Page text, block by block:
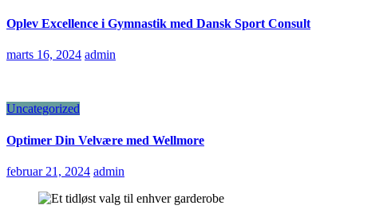
Oplev Excellence i Gymnastik med Dansk Sport Consult
marts 16, 2024 admin
Uncategorized
Optimer Din Velvære med Wellmore
februar 21, 2024 admin